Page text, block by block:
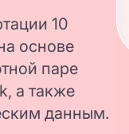
10
основе
паре
а также
данным.